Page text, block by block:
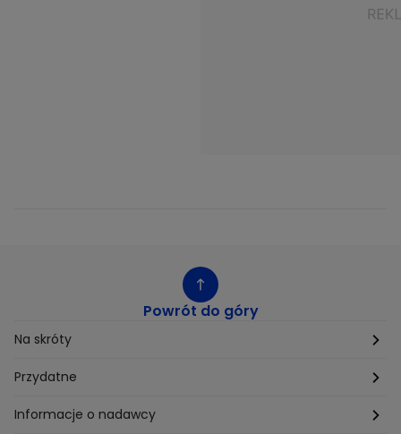
Powrót do góry
Na skróty
Etyka
Supplier Diversity
Przydatne
Biuro Prasowe
Informacje o nadawcy